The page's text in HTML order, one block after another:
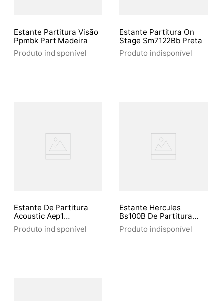
Estante Partitura Visão
Ppmbk Part Madeira
Produto indisponível
Estante Partitura On
Stage Sm7122Bb Preta
Produto indisponível
Estante De Partitura
Acoustic Aep1
Acompanha Bag
Produto indisponível
Estante Hercules
Bs100B De Partitura
Compacta Com 1
Estagio (4447)
Produto indisponível